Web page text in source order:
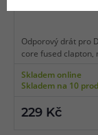
Odporový drát pro
core fused clapton,
0,08mm, balení 3 m.
Skladem online
Skladem na 10
229 Kč